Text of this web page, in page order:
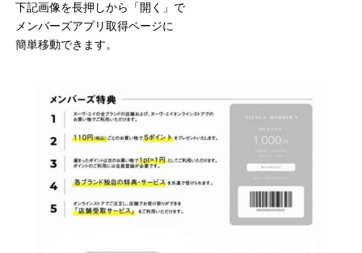
下記画像を長押しから「開く」で
メンバーズアプリ取得ページに
簡単移動できます。